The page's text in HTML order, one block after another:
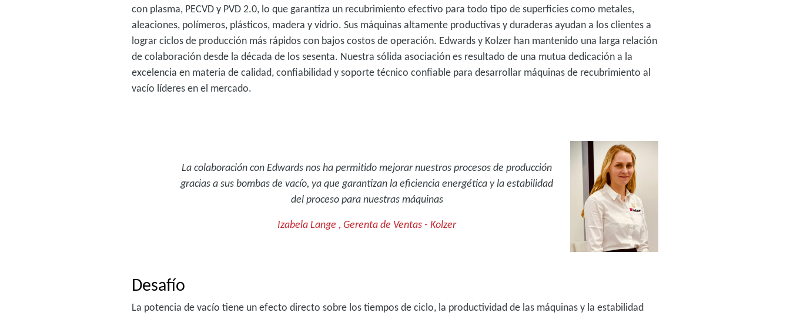
con plasma, PECVD y PVD 2.0, lo que garantiza un recubrimiento efectivo para todo tipo de superficies como metales,
aleaciones, polímeros, plásticos, madera y vidrio. Sus máquinas altamente productivas y duraderas ayudan a los clientes a
lograr ciclos de producción más rápidos con bajos costos de operación. Edwards y Kolzer han mantenido una larga relación
de colaboración desde la década de los sesenta. Nuestra sólida asociación es resultado de una mutua dedicación a la
excelencia en materia de calidad, confiabilidad y soporte técnico confiable para desarrollar máquinas de recubrimiento al
vacío líderes en el mercado.
La colaboración con Edwards nos ha permitido mejorar nuestros procesos de producción
gracias a sus bombas de vacío, ya que garantizan la eficiencia energética y la estabilidad
del proceso para nuestras máquinas
Izabela Lange , Gerenta de Ventas - Kolzer
Desafío
La potencia de vacío tiene un efecto directo sobre los tiempos de ciclo, la productividad de las máquinas y la estabilidad